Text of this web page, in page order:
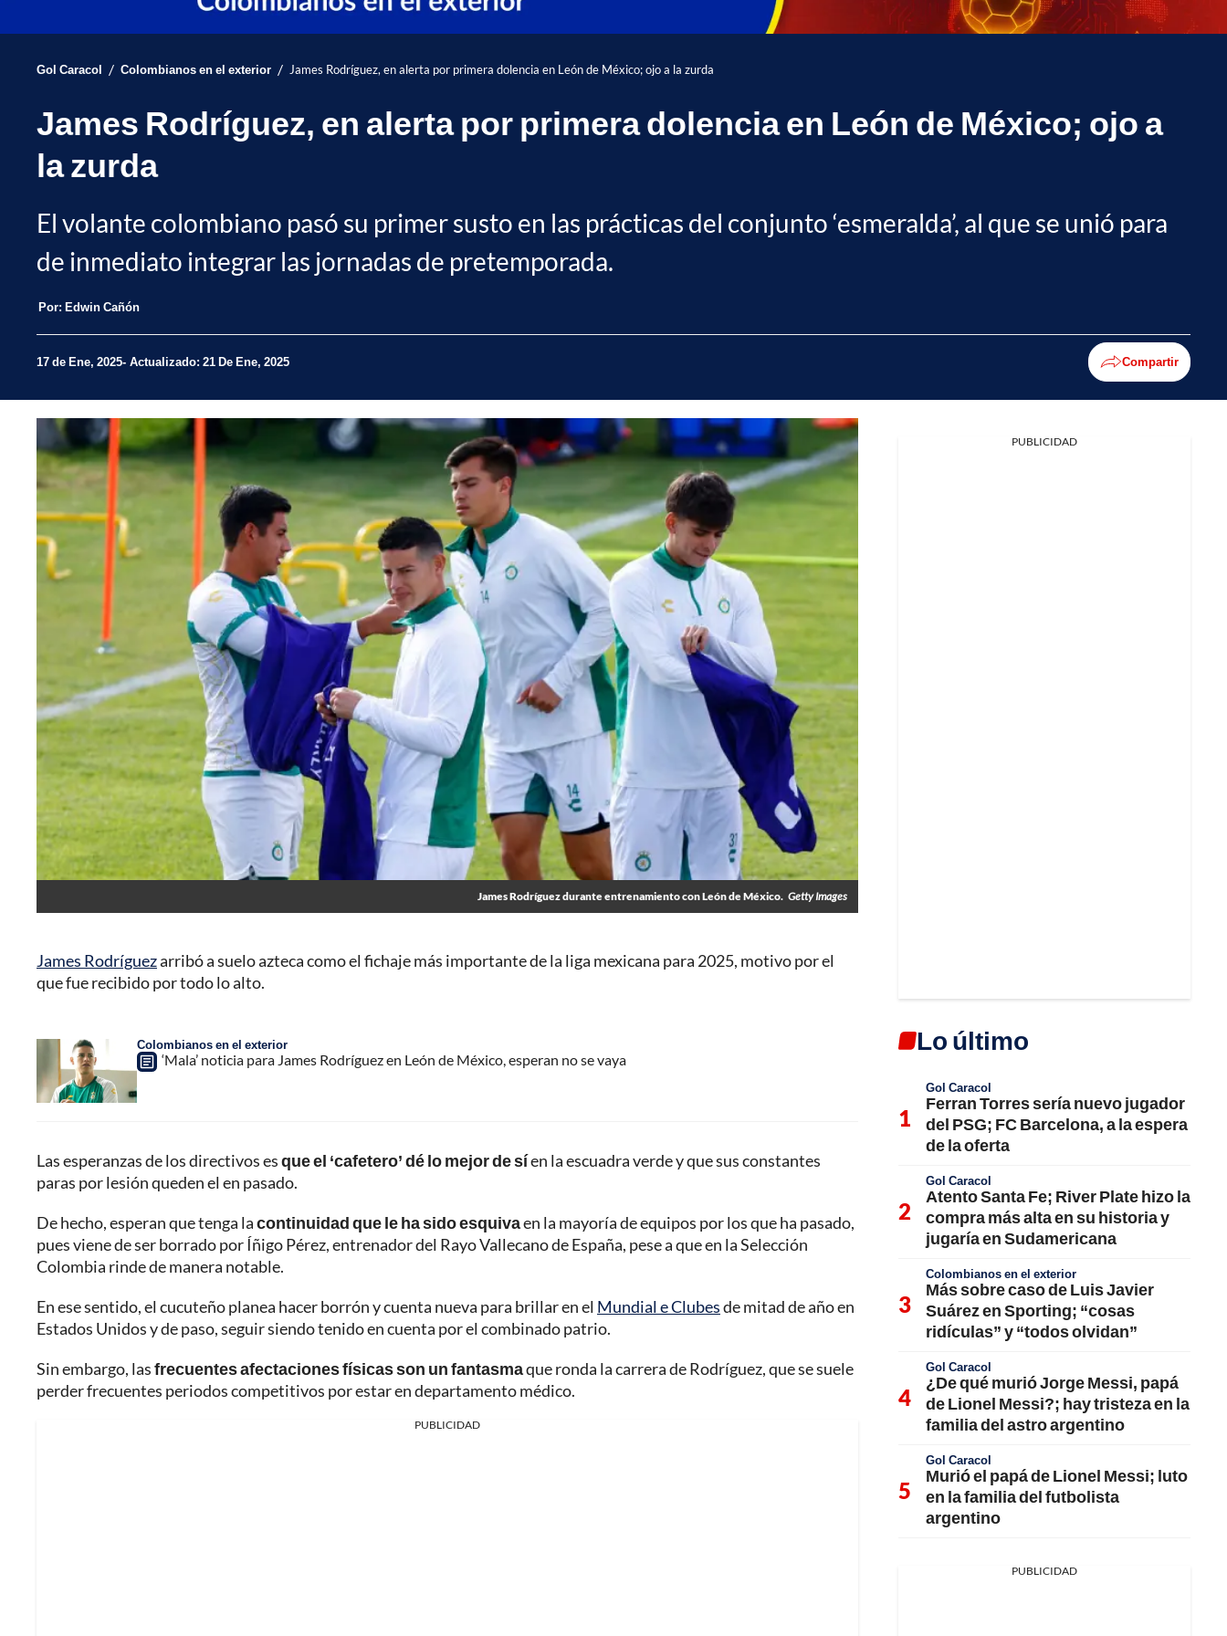
Gol Caracol / Colombianos en el exterior / James Rodríguez, en alerta por primera dolencia en León de México; ojo a la zurda
James Rodríguez, en alerta por primera dolencia en León de México; ojo a
la zurda
El volante colombiano pasó su primer susto en las prácticas del conjunto ‘esmeralda’, al que se unió para
de inmediato integrar las jornadas de pretemporada.
Por: Edwin Cañón
17 de Ene, 2025 Actualizado: 21 De Ene, 2025 Compartir
James Rodríguez durante entrenamiento con León de México. Getty Images
James Rodríguezarribó a suelo azteca como el fichaje más importante de la liga mexicana para 2025, motivo por el
que fue recibido por todo lo alto.
Colombianos en el exterior
‘Mala’ noticia para James Rodríguez en León de México, esperan no se vaya
Las esperanzas de los directivos esque el ‘cafetero’ dé lo mejor de síen la escuadra verde y que sus constantes
paras por lesión queden el en pasado.
De hecho, esperan que tenga lacontinuidad que le ha sido esquivaen la mayoría de equipos por los que ha pasado,
pues viene de ser borrado por Íñigo Pérez, entrenador del Rayo Vallecano de España, pese a que en la Selección
Colombia rinde de manera notable.
En ese sentido, el cucuteño planea hacer borrón y cuenta nueva para brillar en el Mundial e Clubesde mitad de año en
Estados Unidos y de paso, seguir siendo tenido en cuenta por el combinado patrio.
Sin embargo, lasfrecuentes afectaciones físicas son un fantasmaque ronda la carrera de Rodríguez, que se suele
perder frecuentes periodos competitivos por estar en departamento médico.
PUBLICIDAD
PUBLICIDAD
Lo último
Gol Caracol
Ferran Torres sería nuevo jugador
del PSG; FC Barcelona, a la espera
de la oferta
Gol Caracol
Atento Santa Fe; River Plate hizo la
compra más alta en su historia y
jugaría en Sudamericana
Colombianos en el exterior
Más sobre caso de Luis Javier
Suárez en Sporting; “cosas
ridículas” y “todos olvidan”
Gol Caracol
¿De qué murió Jorge Messi, papá
de Lionel Messi?; hay tristeza en la
familia del astro argentino
Gol Caracol
Murió el papá de Lionel Messi; luto
en la familia del futbolista
argentino
PUBLICIDAD